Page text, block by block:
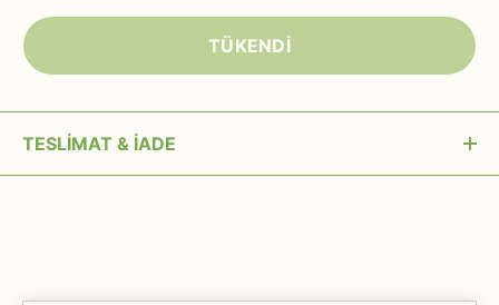
TÜKENDİ
TESLİMAT & İADE